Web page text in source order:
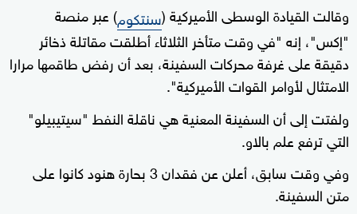
وقالت القيادة الوسطى الأميركية (سنتكوم) عبر منصة
"إكس"، إنه "في وقت متأخر الثلاثاء أطلقت مقاتلة ذخائر
دقيقة على غرفة محركات السفينة، بعد أن رفض طاقمها مرارا
الامتثال لأوامر القوات الأميركية".
ولفتت إلى أن السفينة المعنية هي ناقلة النفط "سيتيبيلو"
التي ترفع علم بالاو.
وفي وقت سابق، أعلن عن فقدان 3 بحارة هنود كانوا على
متن السفينة.